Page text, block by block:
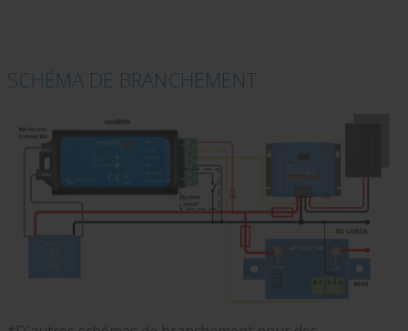
SCHÉMA DE BRANCHEMENT